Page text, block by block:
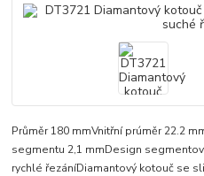
Průměr 180 mmVnitřní prúměr 22.2
segmentu 2,1 mmDesign
rychlé řezáníDiamantový kotouč se